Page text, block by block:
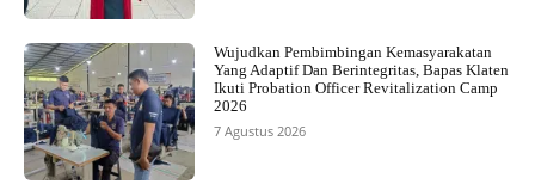
Wujudkan Pembimbingan Kemasyarakatan
Yang Adaptif Dan Berintegritas, Bapas Klaten
Ikuti Probation Officer Revitalization Camp
2026
7 Agustus 2026